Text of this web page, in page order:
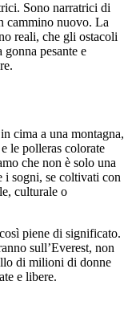
Sono narratrici di
cammino nuovo. La
reali, che gli ostacoli
pesante e
cima a una montagna,
le polleras colorate
che non è solo una
i sogni, se coltivati con
culturale o
piene di significato.
sull’Everest, non
di milioni di donne
e libere.